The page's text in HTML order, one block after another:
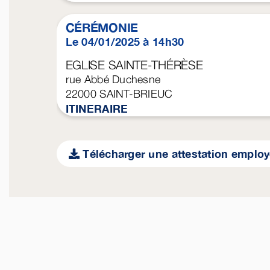
CÉRÉMONIE
Le 04/01/2025 à 14h30
EGLISE SAINTE-THÉRÈSE
rue Abbé Duchesne
22000SAINT-BRIEUC
ITINERAIRE
Télécharger une attestation